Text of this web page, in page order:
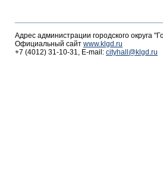
Адрес администрации городского округа
Официальный сайт www.klgd.ru
+7 (4012) 31-10-31, E-mail: cityhall@klgd.ru